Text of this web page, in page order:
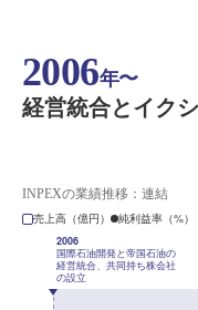
2006年〜
経営統合とイク
INPEXの業績推移：連結
売上高（億円）
純利益率（%）